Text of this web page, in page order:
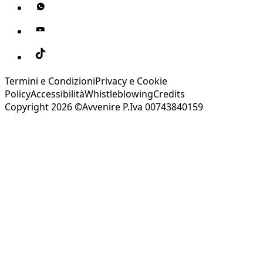
Termini e CondizioniPrivacy e Cookie
PolicyAccessibilitàWhistleblowingCredits
Copyright 2026 ©Avvenire P.Iva 00743840159